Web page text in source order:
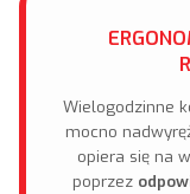
Wielogodzinne
mocno
opiera się na
poprzez